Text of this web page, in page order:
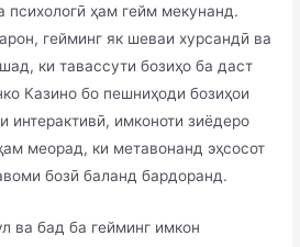
психологӣ ҳам гейм мекунанд.
гейминг як шеваи хурсандӣ ва
ки тавассути бозиҳо ба даст
Казино бо пешниҳоди бозиҳои
интерактивӣ, имконоти зиёдеро
меорад, ки метавонанд эҳсосот
бозӣ баланд бардоранд.
ва бад ба гейминг имкон